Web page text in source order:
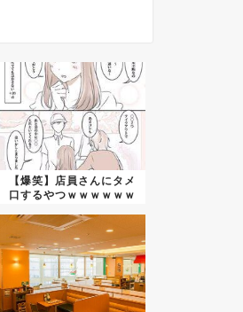
【爆笑】店員さんにタメ
口するやつｗｗｗｗｗｗ